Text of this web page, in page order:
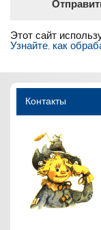
Этот сайт
Узнайте, как
Контакты